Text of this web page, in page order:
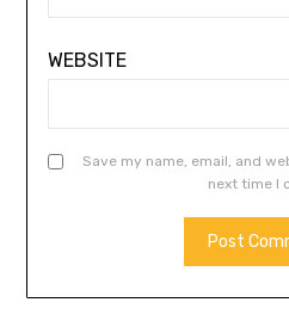
WEBSITE
Save my name, email, and
next time I